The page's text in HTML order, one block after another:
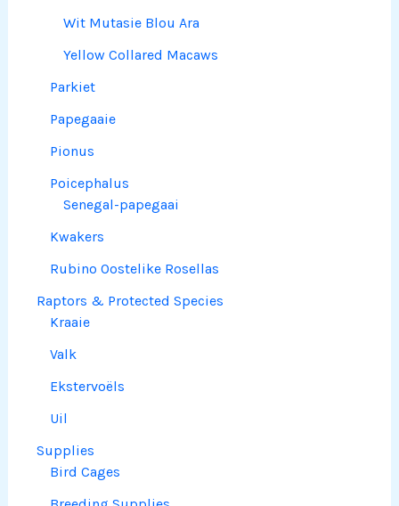
Wit Mutasie Blou Ara
Yellow Collared Macaws
Parkiet
Papegaaie
Pionus
Poicephalus
Senegal-papegaai
Kwakers
Rubino Oostelike Rosellas
Raptors & Protected Species
Kraaie
Valk
Ekstervoëls
Uil
Supplies
Bird Cages